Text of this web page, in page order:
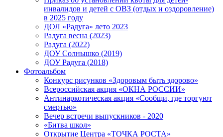
инвалидов и детей с ОВЗ (отдых и оздоровление)
в 2025 году
ДОЛ «Радуга» лето 2023
Радуга весна (2023)
Радуга (2022)
ДОУ Солнышко (2019)
ДОУ Радуга (2018)
Фотоальбом
Конкурс рисунков «Здоровым быть здорово»
Всероссийская акция «ОКНА РОССИИ»
Антинаркотическая акция «Сообщи, где торгуют
смертью»
Вечер встречи выпускников - 2020
«Битва школ»
Открытие Центра «ТОЧКА РОСТА»